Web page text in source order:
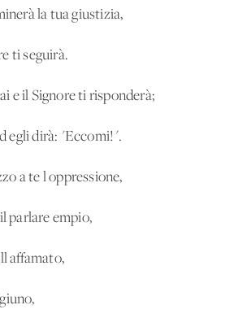
la tua giustizia,
ti seguirà.
e il Signore ti risponderà;
egli dirà: "Eccomi!".
a te l'oppressione,
parlare empio,